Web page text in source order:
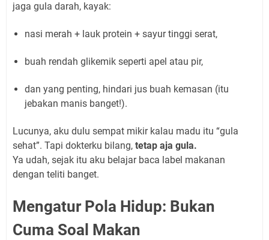
jaga gula darah, kayak:
nasi merah + lauk protein + sayur tinggi serat,
buah rendah glikemik seperti apel atau pir,
dan yang penting, hindari jus buah kemasan (itu
jebakan manis banget!).
Lucunya, aku dulu sempat mikir kalau madu itu “gula
sehat”. Tapi dokterku bilang, tetap aja gula.
Ya udah, sejak itu aku belajar baca label makanan
dengan teliti banget.
Mengatur Pola Hidup: Bukan
Cuma Soal Makan